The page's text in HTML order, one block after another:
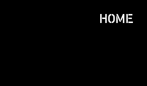
HOME